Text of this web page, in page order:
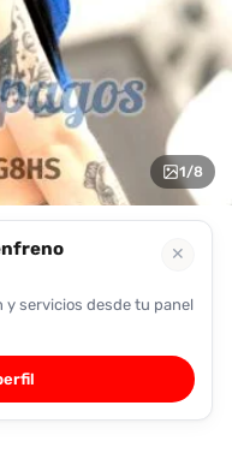
1/8
✕
servicios desde tu panel